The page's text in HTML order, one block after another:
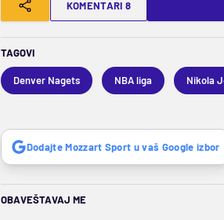
KOMENTARI 8
TAGOVI
Denver Nagets NBA liga Nikola
Dodajte Mozzart Sport u vaš Google izbor
OBAVEŠTAVAJ ME